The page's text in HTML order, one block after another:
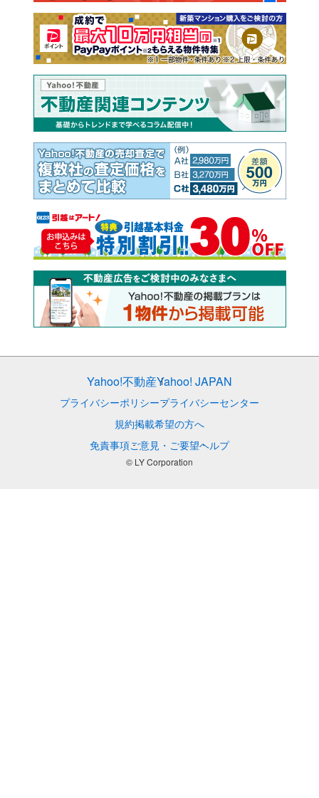
Yahoo!不動産Yahoo! JAPAN
プライバシーポリシープライバシーセンター
規約掲載希望の方へ
免責事項ご意見・ご要望ヘルプ
© LY Corporation